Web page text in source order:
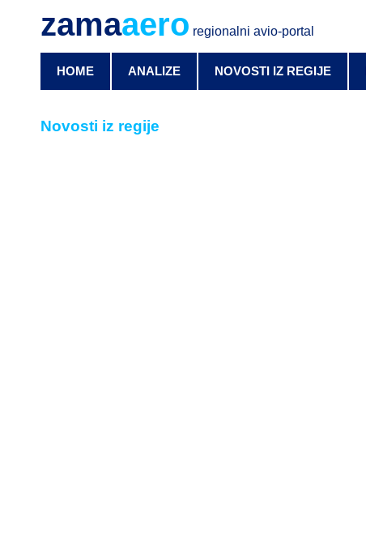
zamaaero regionalni avio-portal
HOME ANALIZE NOVOSTI IZ REGIJE
Novosti iz regije